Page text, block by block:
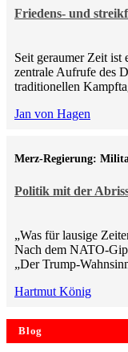
Friedens- und
Seit geraumer Zeit ist
zentrale Aufrufe des
traditionellen
Jan von Hagen
Politik mit der
Merz-Regierung:
„Was für lausige
Nach dem NATO-
„Der Trump-
Hartmut König
Blog